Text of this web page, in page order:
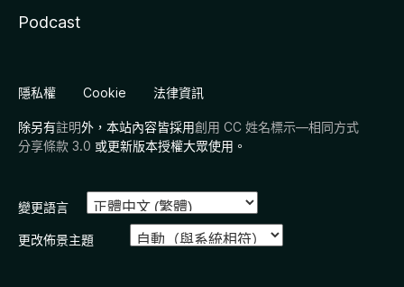
Podcast
隱私權 Cookie 法律資訊
除另有註明外，本站內容皆採用創用 CC 姓名標示—相同方式
分享條款 3.0 或更新版本授權大眾使用。
變更語言
更改佈景主題